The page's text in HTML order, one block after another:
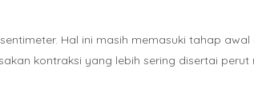
Hal ini masih memasuki tahap
kontraksi yang lebih sering disertai